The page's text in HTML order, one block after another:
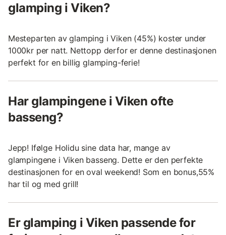
glamping i Viken?
Mesteparten av glamping i Viken (45%) koster under
1000kr per natt. Nettopp derfor er denne destinasjonen
perfekt for en billig glamping-ferie!
Har glampingene i Viken ofte
basseng?
Jepp! Ifølge Holidu sine data har, mange av
glampingene i Viken basseng. Dette er den perfekte
destinasjonen for en oval weekend! Som en bonus,55%
har til og med grill!
Er glamping i Viken passende for